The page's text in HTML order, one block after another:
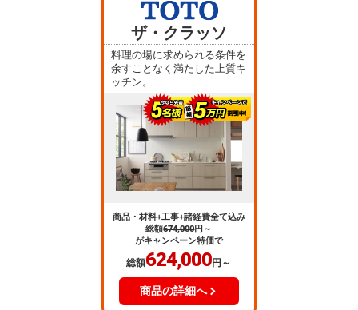
ザ・クラッソ
料理の場に求められる条件を
余すことなく満たした上質キ
ッチン。
商品・材料+工事+諸経費全て込み
総額674,000円～
がキャンペーン特価で
総額624,000円～
商品の詳細へ